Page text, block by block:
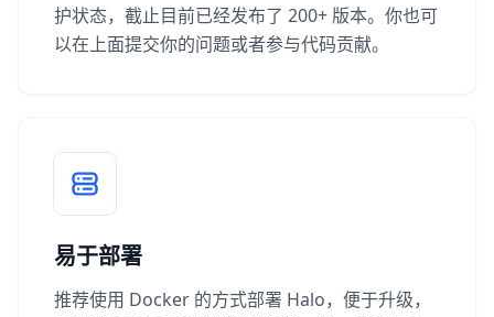
护状态，截止目前已经发布了 200+ 版本。你也可
以在上面提交你的问题或者参与代码贡献。
易于部署
推荐使用 Docker 的方式部署 Halo，便于升级，